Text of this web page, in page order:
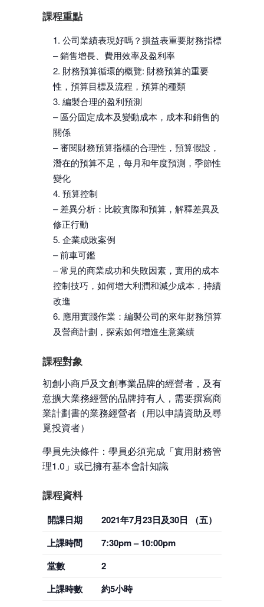
課程重點
公司業績表現好嗎？損益表重要財務指標
– 銷售增長、費用效率及盈利率
財務預算循環的概覽: 財務預算的重要
性，預算目標及流程，預算的種類
編製合理的盈利預測
– 區分固定成本及變動成本，成本和銷售的
關係
– 審閱財務預算指標的合理性，預算假設，
潛在的預算不足，每月和年度預測，季節性
變化
預算控制
– 差異分析：比較實際和預算，解釋差異及
修正行動
企業成敗案例
– 前車可鑑
– 常見的商業成功和失敗因素，實用的成本
控制技巧，如何增大利潤和減少成本，持續
改進
應用實踐作業：編製公司的來年財務預算
及營商計劃，探索如何增進生意業績
課程對象
初創小商戶及文創事業品牌的經營者，及有
意擴大業務經營的品牌持有人，需要撰寫商
業計劃書的業務經營者（用以申請資助及尋
覓投資者）
學員先決條件：學員必須完成「實用財務管
理1.0」或已擁有基本會計知識
課程資料
開課日期
2021年7月23日及30日 （五）
上課時間
7:30pm – 10:00pm
堂數
2
上課時數
約5小時